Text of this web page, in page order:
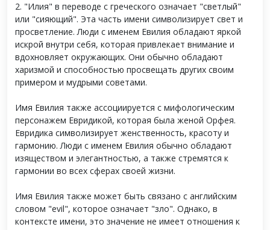
2. "Илия" в переводе с греческого означает "светлый"
или "сияющий". Эта часть имени символизирует свет и
просветление. Люди с именем Евилия обладают яркой
искрой внутри себя, которая привлекает внимание и
вдохновляет окружающих. Они обычно обладают
харизмой и способностью просвещать других своим
примером и мудрыми советами.
Имя Евилия также ассоциируется с мифологическим
персонажем Евридикой, которая была женой Орфея.
Евридика символизирует женственность, красоту и
гармонию. Люди с именем Евилия обычно обладают
изяществом и элегантностью, а также стремятся к
гармонии во всех сферах своей жизни.
Имя Евилия также может быть связано с английским
словом "evil", которое означает "зло". Однако, в
контексте имени, это значение не имеет отношения к